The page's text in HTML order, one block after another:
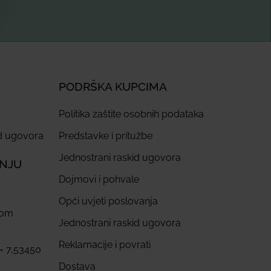
ugovora
7,53450
PODRŠKA KUPCIMA
Politika zaštite osobnih podataka
Predstavke i pritužbe
Jednostrani raskid ugovora
Dojmovi i pohvale
Opći uvjeti poslovanja
Jednostrani raskid ugovora
Reklamacije i povrati
Dostava